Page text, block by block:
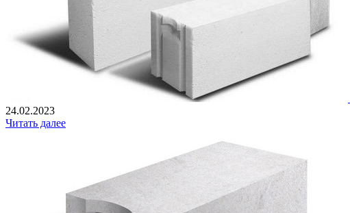
24.02.2023
Читать далее